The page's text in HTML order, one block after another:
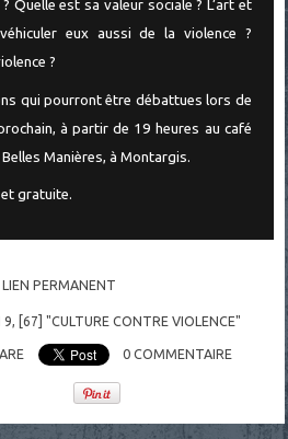
Quelle est sa valeur sociale ? L’art et
eux aussi de la violence ?
?
qui pourront être débattues lors de
à partir de 19 heures au café
Manières, à Montargis.
gratuite.
LIEN PERMANENT
9, [67] "CULTURE CONTRE VIOLENCE"
0 COMMENTAIRE